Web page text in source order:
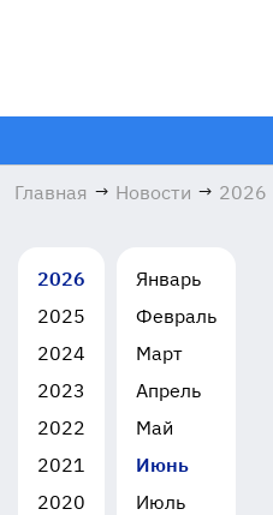
Главная → Новости → 2026
2026
2025
2024
2023
2022
2021
2020
Январь
Февраль
Март
Апрель
Май
Июнь
Июль